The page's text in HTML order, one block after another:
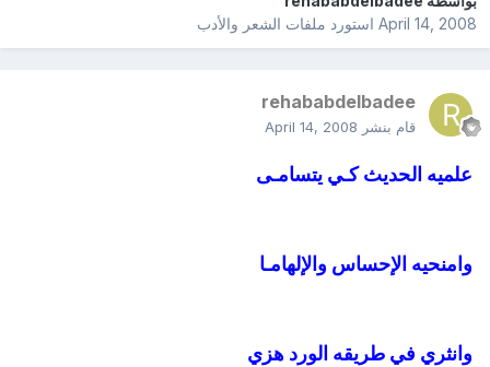
April 14, 2008استورد ملفات الشعر والأدب
rehababdelbadee
قام بنشر April 14, 2008
علميه الحديث كـي يتسامـى
وامنحيه الإحساس والإلهامـا
وانثري في طريقه الورد هزي